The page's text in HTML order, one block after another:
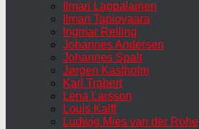
Ilmari Lappalainen
Ilmari Tapiovaara
Ingmar Relling
Johannes Andersen
Johannes Spalt
Jørgen Kastholm
Karl Trabert
Lena Larsson
Louis Kalff
Ludwig Mies van der Rohe